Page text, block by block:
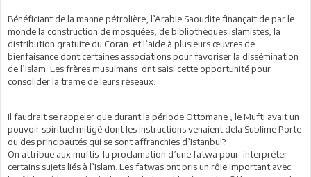
Bénéficiant de la manne pétrolière, l’Arabie Saoudite finançait de par le
monde la construction de mosquées, de bibliothèques islamistes, la
distribution gratuite du Coran et l’aide à plusieurs œuvres de
bienfaisance dont certaines associations pour favoriser la dissémination
de l’Islam. Les frères musulmans ont saisi cette opportunité pour
consolider la trame de leurs réseaux.
Il faudrait se rappeler que durant la période Ottomane , le Mufti avait un
pouvoir spirituel mitigé dont les instructions venaient dela Sublime Porte
ou des principautés qui se sont affranchies d’Istanbul?
On attribue aux muftis la proclamation d’une fatwa pour interpréter
certains sujets liés à l’Islam. Les fatwas ont pris un rôle important avec